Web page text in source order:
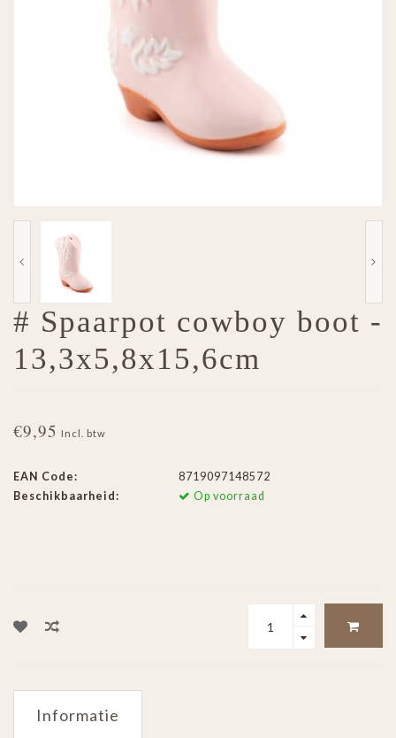
# Spaarpot cowboy boot -
13,3x5,8x15,6cm
€9,95 Incl. btw
EAN Code:
8719097148572
Beschikbaarheid:
Op voorraad
Informatie